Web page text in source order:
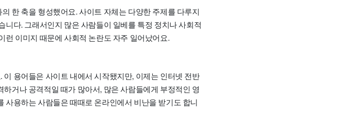
한 축을 형성했어요. 사이트 자체는 다양한 주제를 다루지
니다. 그래서인지 많은 사람들이 일베를 특정 정치나 사회적
런 이미지 때문에 사회적 논란도 자주 일어났어요.
용어들은 사이트 내에서 시작됐지만, 이제는 인터넷 전반
거나 공격적일 때가 많아서, 많은 사람들에게 부정적인 영
사용하는 사람들은 때때로 온라인에서 비난을 받기도 합니